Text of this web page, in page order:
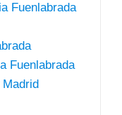
Fuenlabrada
Fuenlabrada